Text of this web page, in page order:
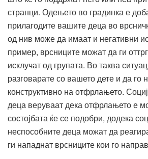
странци. Одењето во градинка е
прилагодите вашите деца во
од нив може да имаат и негативни
пример, врсниците можат да ги
исклучат од групата. Во таква
разговарате со вашето дете и да го
конструктивно на отфрлањето.
деца веруваат дека отфрлањето е
состојбата ќе се подобри, додека
неспособните деца можат да
ги нападнат врсниците кои го